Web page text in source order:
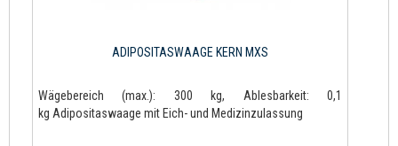
ADIPOSITASWAAGE KERN MXS
Wägebereich (max.): 300 kg, Ablesbarkeit: 0,1
kg Adipositaswaage mit Eich- und Medizinzulassung